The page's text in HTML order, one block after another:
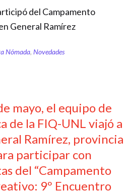
Nómada, Novedades
mayo, el equipo de
de la FIQ-UNL viajó a
Ramírez, provincia
participar con
del “Campamento
9º Encuentro